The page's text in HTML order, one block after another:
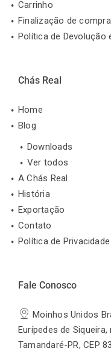
Carrinho
Finalização de compra
Política de Devolução
Chás Real
Home
Blog
Downloads
Ver todos
A Chás Real
História
Exportação
Contato
Política de Privacidade
Fale Conosco
Moinhos Unidos
Eurípedes de
Tamandaré-PR, CEP